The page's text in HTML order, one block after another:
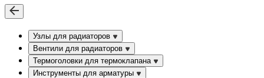
Узлы для радиаторов
Вентили для радиаторов
Термоголовки для термоклапана
Инструменты для арматуры